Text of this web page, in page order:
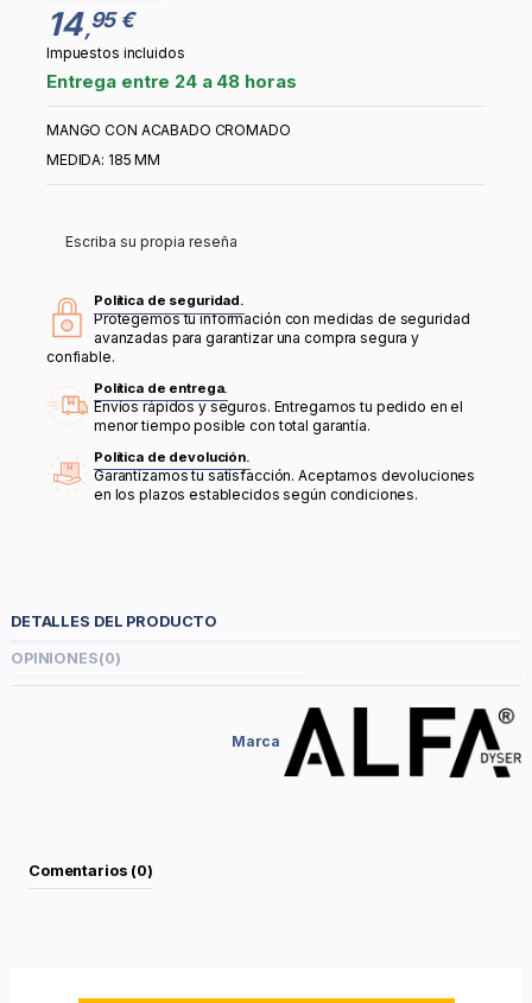
14 ,95 €
Impuestos incluidos
Entrega entre 24 a 48 horas
MANGO CON ACABADO CROMADO
MEDIDA: 185 MM
Escriba su propia reseña
Política de seguridad.
Protegemos tu información con medidas de seguridad
avanzadas para garantizar una compra segura y
confiable.
Política de entrega.
Envíos rápidos y seguros. Entregamos tu pedido en el
menor tiempo posible con total garantía.
Política de devolución.
Garantizamos tu satisfacción. Aceptamos devoluciones
en los plazos establecidos según condiciones.
DETALLES DEL PRODUCTO
OPINIONES(0)
Marca
Comentarios (0)